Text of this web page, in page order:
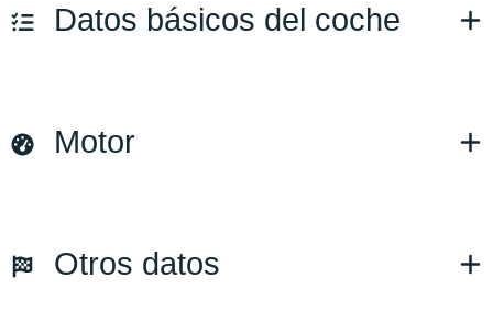
Datos básicos del coche
Versión:No especificado
Motor
Transmisión:Automático
Otros datos